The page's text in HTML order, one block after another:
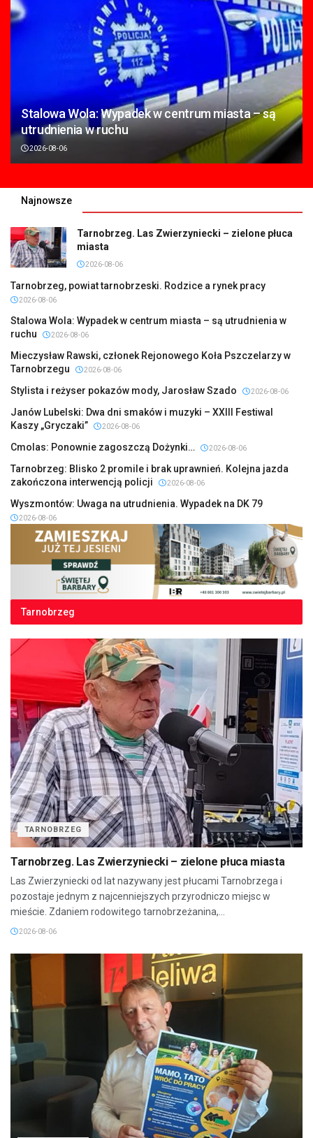
Stalowa Wola: Wypadek w centrum miasta – są
utrudnienia w ruchu
2026-08-06
Najnowsze
Tarnobrzeg. Las Zwierzyniecki – zielone płuca
miasta
2026-08-06
Tarnobrzeg, powiat tarnobrzeski. Rodzice a rynek pracy
2026-08-06
Stalowa Wola: Wypadek w centrum miasta – są utrudnienia w
ruchu
2026-08-06
Mieczysław Rawski, członek Rejonowego Koła Pszczelarzy w
Tarnobrzegu
2026-08-06
Stylista i reżyser pokazów mody, Jarosław Szado 2026-08-06
Janów Lubelski: Dwa dni smaków i muzyki – XXIII Festiwal
Kaszy „Gryczaki”
2026-08-06
Cmolas: Ponownie zagoszczą Dożynki… 2026-08-06
Tarnobrzeg: Blisko 2 promile i brak uprawnień. Kolejna jazda
zakończona interwencją policji
2026-08-06
Wyszmontów: Uwaga na utrudnienia. Wypadek na DK 79
2026-08-06
Tarnobrzeg
TARNOBRZEG
Tarnobrzeg. Las Zwierzyniecki – zielone płuca miasta
Las Zwierzyniecki od lat nazywany jest płucami Tarnobrzega i
pozostaje jednym z najcenniejszych przyrodniczo miejsc w
mieście. Zdaniem rodowitego tarnobrzeżanina,...
2026-08-06